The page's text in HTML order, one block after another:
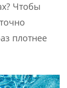
Чтобы
плотнее